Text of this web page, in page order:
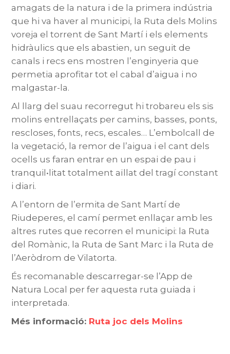
amagats de la natura i de la primera indústria
que hi va haver al municipi, la Ruta dels Molins
voreja el torrent de Sant Martí i els elements
hidràulics que els abastien, un seguit de
canals i recs ens mostren l’enginyeria que
permetia aprofitar tot el cabal d’aigua i no
malgastar-la.
Al llarg del suau recorregut hi trobareu els sis
molins entrellaçats per camins, basses, ponts,
rescloses, fonts, recs, escales… L’embolcall de
la vegetació, la remor de l’aigua i el cant dels
ocells us faran entrar en un espai de pau i
tranquil•litat totalment aïllat del tragí constant
i diari.
A l’entorn de l’ermita de Sant Martí de
Riudeperes, el camí permet enllaçar amb les
altres rutes que recorren el municipi: la Ruta
del Romànic, la Ruta de Sant Marc i la Ruta de
l’Aeròdrom de Vilatorta.
És recomanable descarregar-se l’App de
Natura Local per fer aquesta ruta guiada i
interpretada.
Més informació: Ruta joc dels Molins